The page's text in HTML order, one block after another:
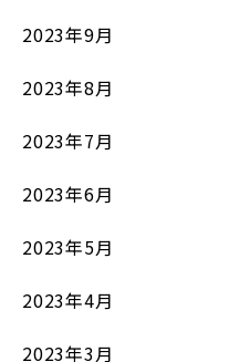
2023年9月
2023年8月
2023年7月
2023年6月
2023年5月
2023年4月
2023年3月